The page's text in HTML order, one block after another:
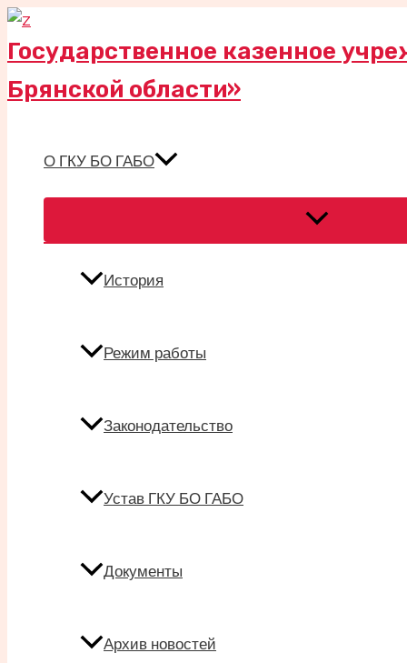
Перейти
кГосударственное казенное
Брянской области»
О ГКУ БО ГАБО
История
Режим работы
Законодательство
Устав ГКУ БО ГАБО
Документы
Архив новостей